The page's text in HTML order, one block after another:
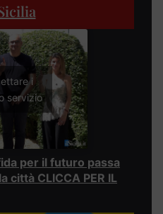
i
servizio
per il futuro passa
città CLICCA PER IL